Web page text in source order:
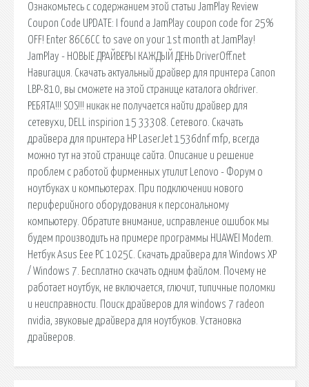
Ознакомьтесь с содержанием этой статьи JamPlay Review
Coupon Code UPDATE: I found a JamPlay coupon code for 25%
OFF! Enter 86C6CC to save on your 1st month at JamPlay!
JamPlay - НОВЫЕ ДРАЙВЕРЫ КАЖДЫЙ ДЕНЬ DriverOff.net
Навигация. Скачать актуальный драйвер для принтера Canon
LBP-810, вы сможете на этой странице каталога okdriver.
РЕБЯТА!!! SOS!!! никак не получается найти драйвер для
сетевухи, DELL inspirion 15 33308. Сетевого. Скачать
драйвера для принтера HP LaserJet 1536dnf mfp, всегда
можно тут на этой странице сайта. Описание и решение
проблем с работой фирменных утилит Lenovo - Форум о
ноутбуках и компьютерах. При подключении нового
периферийного оборудования к персональному
компьютеру. Обратите внимание, исправление ошибок мы
будем производить на примере программы HUAWEI Modem.
Нетбук Asus Eee PC 1025C. Скачать драйвера для Windows XP
/ Windows 7. Бесплатно скачать одним файлом. Почему не
работает ноутбук, не включается, глючит, типичные поломки
и неисправности. Поиск драйверов для windows 7 radeon
nvidia, звуковые драйвера для ноутбуков. Установка
драйверов.